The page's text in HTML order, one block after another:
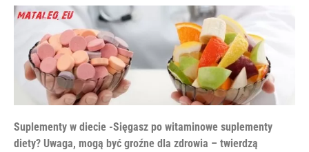
Suplementy w diecie -Sięgasz po witaminowe suplementy
diety? Uwaga, mogą być groźne dla zdrowia – twierdzą